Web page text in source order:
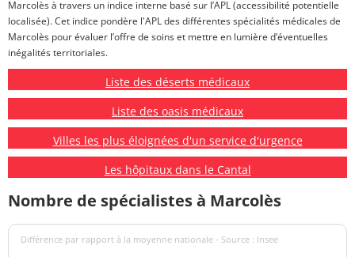
Marcolès à travers un indice interne basé sur l’APL (accessibilité potentielle
localisée). Cet indice pondère l'APL des différentes spécialités médicales de
Marcolès pour évaluer l’offre de soins et mettre en lumière d’éventuelles
inégalités territoriales.
Liste des déserts médicaux
Liste des oasis médicaux
Villes les plus éloignées d'un service d'urgence
Les hôpitaux dans le Cantal
Nombre de spécialistes à Marcolès
Différence par rapport à la moyenne nationale - Source : Insee